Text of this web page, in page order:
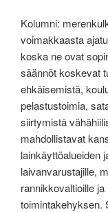
Kolumni:
voimakkaasta
koska ne ovat
säännöt koskevat
ehkäisemistä,
pelastustoimia,
siirtymistä
mahdollistavat
lainkäyttöalueiden
laivanvarustajille,
rannikkovaltioille
toimintakehyksen.